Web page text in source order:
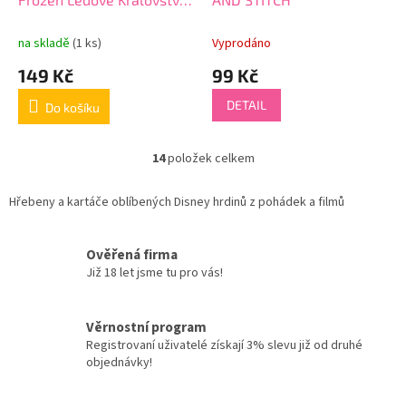
na skladě (1 ks)
149 Kč
Do košíku
Vyprodáno
99 Kč
DETAIL
O
l
c
r
v
k
14položek celkem
Hřebeny a kartáče oblíbených Disney hrdinů z pohádek a filmů
Ověřená firma
Již 18 let jsme tu pro vás!
Věrnostní program
Registrovaní uživatelé získají 3% slevu již od druhé
objednávky!